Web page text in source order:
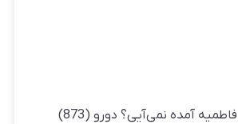
آمده نمی‌آیی؟ دورو (873)